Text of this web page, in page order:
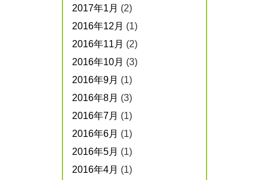
2017年1月 (2)
2016年12月 (1)
2016年11月 (2)
2016年10月 (3)
2016年9月 (1)
2016年8月 (3)
2016年7月 (1)
2016年6月 (1)
2016年5月 (1)
2016年4月 (1)